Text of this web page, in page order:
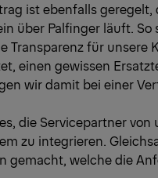
ist ebenfalls
über Palfinger läuft.
Transparenz für unsere
einen gewissen
wir damit bei einer
die Servicepartner
zu integrieren.
gemacht, welche die